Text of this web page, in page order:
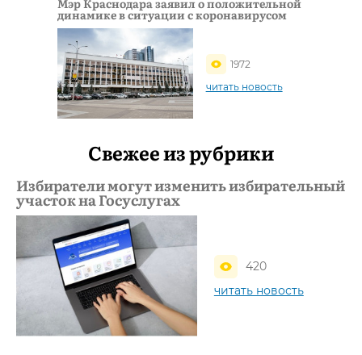
Мэр Краснодара заявил о положительной
динамике в ситуации с коронавирусом
1972
читать новость
Свежее из рубрики
Избиратели могут изменить избирательный
участок на Госуслугах
420
читать новость